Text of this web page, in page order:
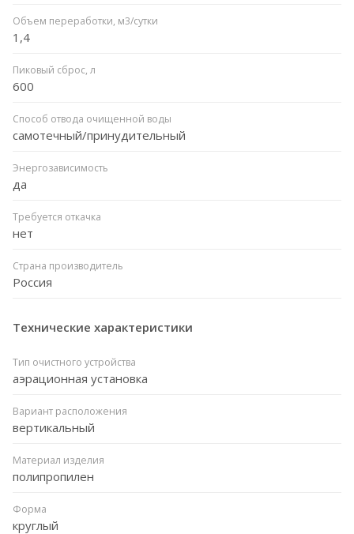
Объем переработки, м3/сутки
1,4
Пиковый сброс, л
600
Способ отвода очищенной воды
самотечный/принудительный
Энергозависимость
да
Требуется откачка
нет
Страна производитель
Россия
Технические характеристики
Тип очистного устройства
аэрационная установка
Вариант расположения
вертикальный
Материал изделия
полипропилен
Форма
круглый